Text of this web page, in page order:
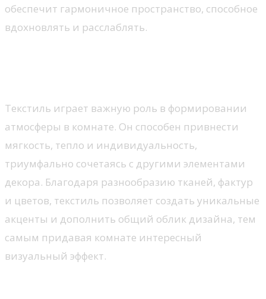
обеспечит гармоничное пространство, способное
вдохновлять и расслаблять.
Текстиль играет важную роль в формировании
атмосферы в комнате. Он способен привнести
мягкость, тепло и индивидуальность,
триумфально сочетаясь с другими элементами
декора. Благодаря разнообразию тканей, фактур
и цветов, текстиль позволяет создать уникальные
акценты и дополнить общий облик дизайна, тем
самым придавая комнате интересный
визуальный эффект.